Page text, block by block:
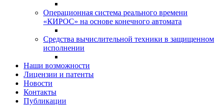
Операционная система реального времени
«КИРОС» на основе конечного автомата
Средства вычислительной техники в защищенном
исполнении
Наши возможности
Лицензии и патенты
Новости
Контакты
Публикации